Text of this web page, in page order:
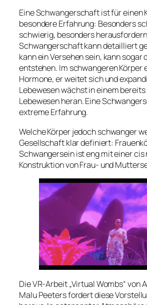
Eine Schwangerschaft ist für einen
besondere Erfahrung: Besonders
schwierig, besonders
Schwangerschaft kann detailliert
kann ein Versehen sein, kann sogar
entstehen. Im schwangeren Körper
Hormone, er weitet sich und
Lebewesen wächst in einem
Lebewesen heran. Eine
extreme Erfahrung.
Welche Körper jedoch schwanger
Gesellschaft klar definiert:
Schwangersein ist eng mit einer
Konstruktion von Frau- und
Die VR-Arbeit „Virtual Wombs“ von
Malu Peeters fordert diese